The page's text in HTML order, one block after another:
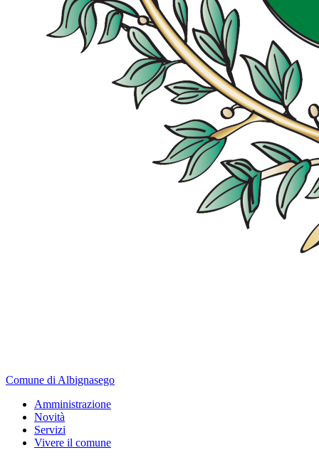
Comune di Albignasego
Amministrazione
Novità
Servizi
Vivere il comune